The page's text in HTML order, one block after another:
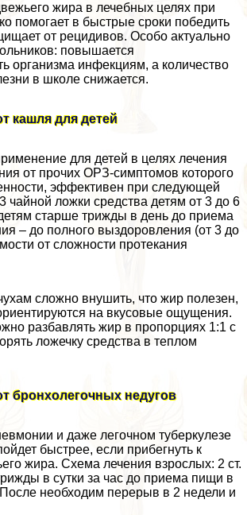
жира в лечебных целях при
помогает в быстрые сроки победить
от рецидивов. Особо актуально
повышается
организма инфекциям, а количество
в школе снижается.
кашля для детей
для детей в целях лечения
от прочих ОРЗ-симптомов которого
эффективен при следующей
чайной ложки средства детям от 3 до 6
старше трижды в день до приема
– до полного выздоровления (от 3 до
от сложности протекания
сложно внушить, что жир полезен,
на вкусовые ощущения.
разбавлять жир в пропорциях 1:1 с
ложечку средства в теплом
бронхолегочных недугов
и даже легочном туберкулезе
быстрее, если прибегнуть к
жира. Схема лечения взрослых: 2 ст.
в сутки за час до приема пищи в
необходим перерыв в 2 недели и